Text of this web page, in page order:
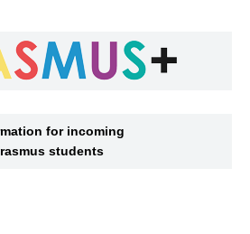
for incoming
students